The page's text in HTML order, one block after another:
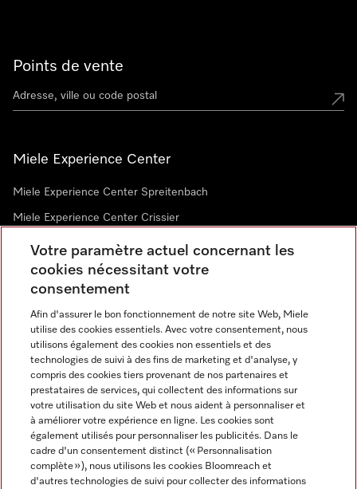
Points de vente
Miele Experience Center
Miele Experience Center Spreitenbach
Miele Experience Center Crissier
Newsletter
Langue
FRANÇAIS
Votre paramètre actuel concernant les
cookies nécessitant votre
consentement
Afin d'assurer le bon fonctionnement de notre site Web, Miele
utilise des cookies essentiels. Avec votre consentement, nous
utilisons également des cookies non essentiels et des
technologies de suivi à des fins de marketing et d'analyse, y
compris des cookies tiers provenant de nos partenaires et
prestataires de services, qui collectent des informations sur
votre utilisation du site Web et nous aident à personnaliser et
à améliorer votre expérience en ligne. Les cookies sont
également utilisés pour personnaliser les publicités. Dans le
cadre d'un consentement distinct (« Personnalisation
complète »), nous utilisons les cookies Bloomreach et
d'autres technologies de suivi pour collecter des informations